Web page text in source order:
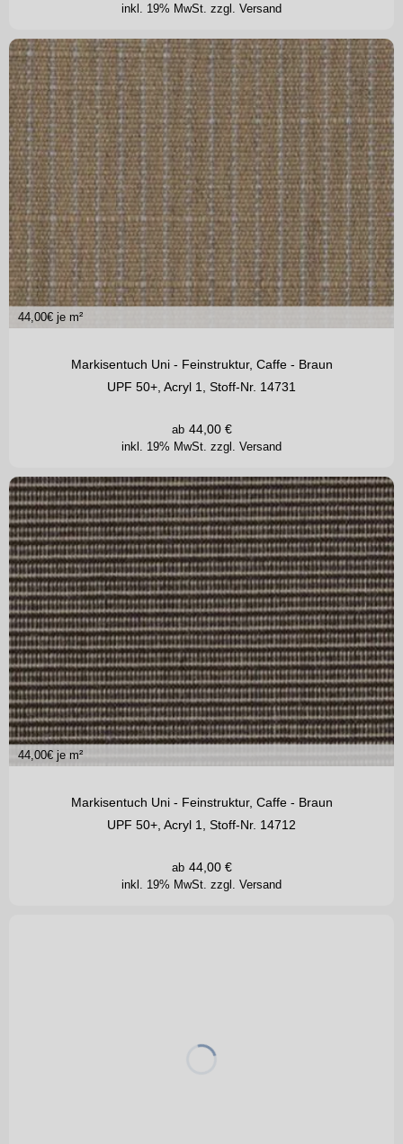
inkl. 19% MwSt. zzgl. Versand
44,00€ je m²
Markisentuch Uni - Feinstruktur, Caffe - Braun
UPF 50+, Acryl 1, Stoff-Nr. 14731
inkl. 19% MwSt. zzgl. Versand
ab 44,00€
44,00€ je m²
Markisentuch Uni - Feinstruktur, Caffe - Braun
UPF 50+, Acryl 1, Stoff-Nr. 14712
inkl. 19% MwSt. zzgl. Versand
ab 44,00€